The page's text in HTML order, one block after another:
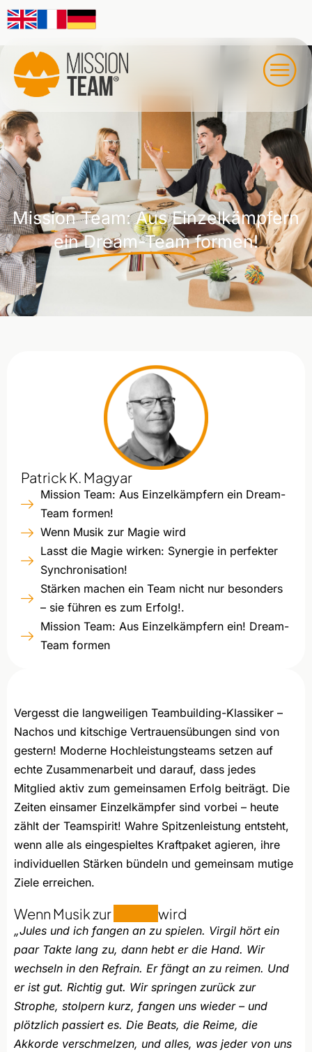
Mission Team: Aus Einzelkämpfern
einDream-Team formen!
Vergesst die langweiligen Teambuilding-Klassiker –
Nachos und kitschige Vertrauensübungen sind von
gestern! Moderne Hochleistungsteams setzen auf
echte Zusammenarbeit und darauf, dass jedes
Mitglied aktiv zum gemeinsamen Erfolg beiträgt. Die
Zeiten einsamer Einzelkämpfer sind vorbei – heute
zählt der Teamspirit! Wahre Spitzenleistung entsteht,
wenn alle als eingespieltes Kraftpaket agieren, ihre
individuellen Stärken bündeln und gemeinsam mutige
Ziele erreichen.
Wenn Musik zur wird
„Jules und ich fangen an zu spielen. Virgil hört ein
paar Takte lang zu, dann hebt er die Hand. Wir
wechseln in den Refrain. Er fängt an zu reimen. Und
er ist gut. Richtig gut. Wir springen zurück zur
Strophe, stolpern kurz, fangen uns wieder – und
plötzlich passiert es. Die Beats, die Reime, die
Akkorde verschmelzen, und alles, was jeder von uns
Patrick K. Magyar
Mission Team: Aus Einzelkämpfern ein Dream-
Team formen!
Wenn Musik zur Magie wird​
Lasst die Magie wirken: Synergie in perfekter
Synchronisation!
Stärken machen ein Team nicht nur besonders
– sie führen es zum Erfolg!.​
Mission Team: Aus Einzelkämpfern ein! Dream-
Team formen​